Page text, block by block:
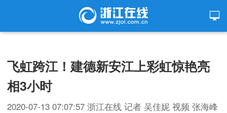
飞虹跨江！建德新安江上彩虹惊艳亮
相3小时
2020-07-13 07:07:57 浙江在线 记者 吴佳妮 视频 张海峰